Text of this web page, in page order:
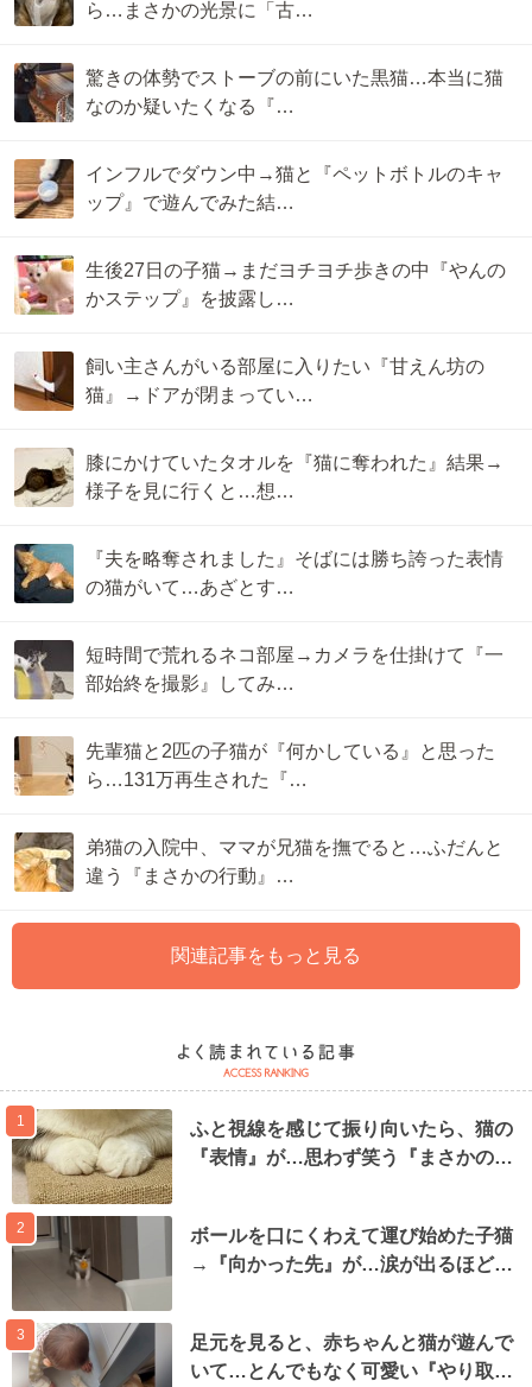
ら…まさかの光景に「古…
驚きの体勢でストーブの前にいた黒猫…本当に猫
なのか疑いたくなる『…
インフルでダウン中→猫と『ペットボトルのキャ
ップ』で遊んでみた結…
生後27日の子猫→まだヨチヨチ歩きの中『やんの
かステップ』を披露し…
飼い主さんがいる部屋に入りたい『甘えん坊の
猫』→ドアが閉まってい…
膝にかけていたタオルを『猫に奪われた』結果→
様子を見に行くと…想…
『夫を略奪されました』そばには勝ち誇った表情
の猫がいて…あざとす…
短時間で荒れるネコ部屋→カメラを仕掛けて『一
部始終を撮影』してみ…
先輩猫と2匹の子猫が『何かしている』と思った
ら…131万再生された『…
弟猫の入院中、ママが兄猫を撫でると…ふだんと
違う『まさかの行動』…
関連記事をもっと見る
1
ふと視線を感じて振り向いたら、猫の
『表情』が…思わず笑う『まさかの…
2
ボールを口にくわえて運び始めた子猫
→『向かった先』が…涙が出るほど…
3
足元を見ると、赤ちゃんと猫が遊んで
いて…とんでもなく可愛い『やり取…